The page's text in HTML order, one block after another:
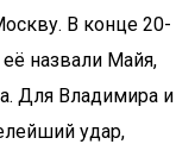
В конце 20-
назвали Майя,
Для Владимира и
удар,